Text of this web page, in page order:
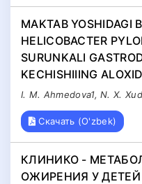
MAKTAB YOSHIDAGI
HELICOBACTER
SURUNKALI
KECHISHIIING
I. M. Ahmedova1, N. X.
Скачать (O'zbek)
КЛИНИКО -
ОЖИРЕНИЯ У